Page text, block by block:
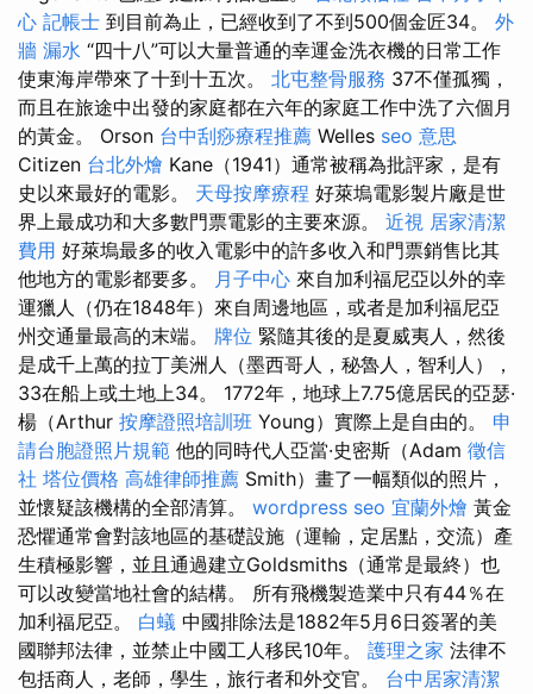
心 記帳士 到目前為止，已經收到了不到500個金匠34。 外
牆 漏水 “四十八”可以大量普通的幸運金洗衣機的日常工作
使東海岸帶來了十到十五次。 北屯整骨服務 37不僅孤獨，
而且在旅途中出發的家庭都在六年的家庭工作中洗了六個月
的黃金。 Orson 台中刮痧療程推薦 Welles seo 意思
Citizen 台北外燴 Kane（1941）通常被稱為批評家，是有
史以來最好的電影。 天母按摩療程 好萊塢電影製片廠是世
界上最成功和大多數門票電影的主要來源。 近視 居家清潔
費用 好萊塢最多的收入電影中的許多收入和門票銷售比其
他地方的電影都要多。 月子中心 來自加利福尼亞以外的幸
運獵人（仍在1848年）來自周邊地區，或者是加利福尼亞
州交通量最高的末端。 牌位 緊隨其後的是夏威夷人，然後
是成千上萬的拉丁美洲人（墨西哥人，秘魯人，智利人），
33在船上或土地上34。 1772年，地球上7.75億居民的亞瑟·
楊（Arthur 按摩證照培訓班 Young）實際上是自由的。 申
請台胞證照片規範 他的同時代人亞當·史密斯（Adam 徵信
社 塔位價格 高雄律師推薦 Smith）畫了一幅類似的照片，
並懷疑該機構的全部清算。 wordpress seo 宜蘭外燴 黃金
恐懼通常會對該地區的基礎設施（運輸，定居點，交流）產
生積極影響，並且通過建立Goldsmiths（通常是最終）也
可以改變當地社會的結構。 所有飛機製造業中只有44％在
加利福尼亞。 白蟻 中國排除法是1882年5月6日簽署的美
國聯邦法律，並禁止中國工人移民10年。 護理之家 法律不
包括商人，老師，學生，旅行者和外交官。 台中居家清潔